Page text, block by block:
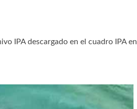
IPA descargado en el cuadro IPA en